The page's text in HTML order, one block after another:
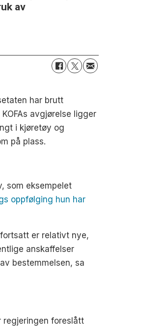
av
har brutt
avgjørelse ligger
i kjøretøy og
på plass.
som eksempelet
oppfølging hun har
er relativt nye,
anskaffelser
bestemmelsen, sa
regjeringen foreslått